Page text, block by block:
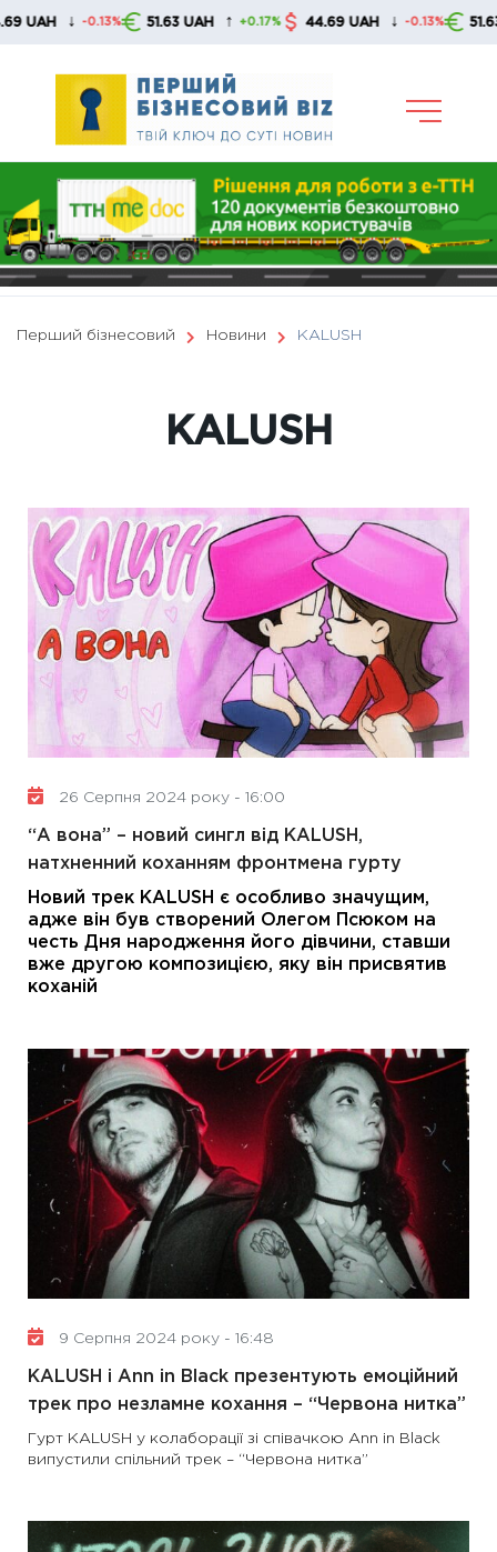
Skip
51.63 UAH ↑ +0.17% 44.69 UAH ↓ -0.13% 51.63 UAH ↑
Перший бізнесовий Новини KALUSH
KALUSH
26 Серпня 2024 року - 16:00
“А вона” – новий сингл від KALUSH,
натхненний коханням фронтмена гурту
Новий трек KALUSH є особливо значущим,
адже він був створений Олегом Псюком на
честь Дня народження його дівчини, ставши
вже другою композицією, яку він присвятив
коханій
9 Серпня 2024 року - 16:48
KALUSH і Ann in Black презентують емоційний
трек про незламне кохання – “Червона нитка”
Гурт KALUSH у колаборації зі співачкою Ann in Black
випустили спільний трек – “Червона нитка”